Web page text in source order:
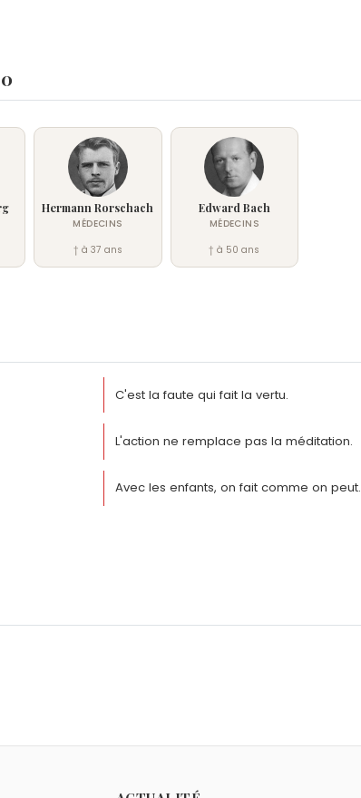
Hermann Rorschach
MÉDECINS
† à 37 ans
Edward Bach
MÉDECINS
† à 50 ans
C'est la faute qui fait la vertu.
L'action ne remplace pas la méditation.
Avec les enfants, on fait comme on peut.